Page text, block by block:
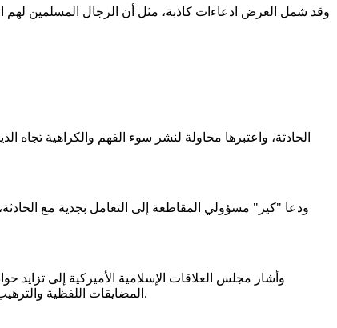
وقد شمل العرض ادعاءات كاذبة، مثل أن الرجال المسلمين لهم
ودعا "كير" مسؤولي المقاطعة إلى التعامل بجدية مع
المضايقات اللفظية والترهيب الجسدي، وتتأثر بشكل كبير بالتصوير السلبي للإسلام في وسائل الإعلام، خصوصًا في المناسبات المرتبطة بأحداث عالمية مثل ذكرى 11 سبتمبر.